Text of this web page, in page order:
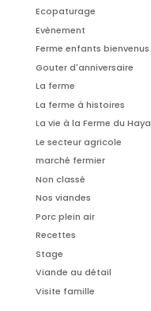
Ecopaturage
Evènement
Ferme enfants bienvenus
Gouter d'anniversaire
La ferme
La ferme à histoires
La vie à la Ferme du Haya
Le secteur agricole
marché fermier
Non classé
Nos viandes
Porc plein air
Recettes
Stage
Viande au détail
Visite famille